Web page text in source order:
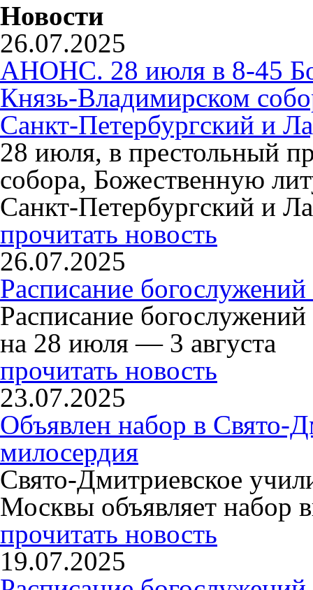
Новости
26.07.2025
АНОНС. 28 июля в 8-45
Князь-Владимирском
Санкт-Петербургский и
28 июля, в престольный
собора, Божественную
Санкт-Петербургский и
прочитать новость
26.07.2025
Расписание
Расписание
на 28 июля — 3 августа
прочитать новость
23.07.2025
Объявлен набор в Свято-
милосердия
Свято-Дмитриевское
Москвы объявляет набор
прочитать новость
19.07.2025